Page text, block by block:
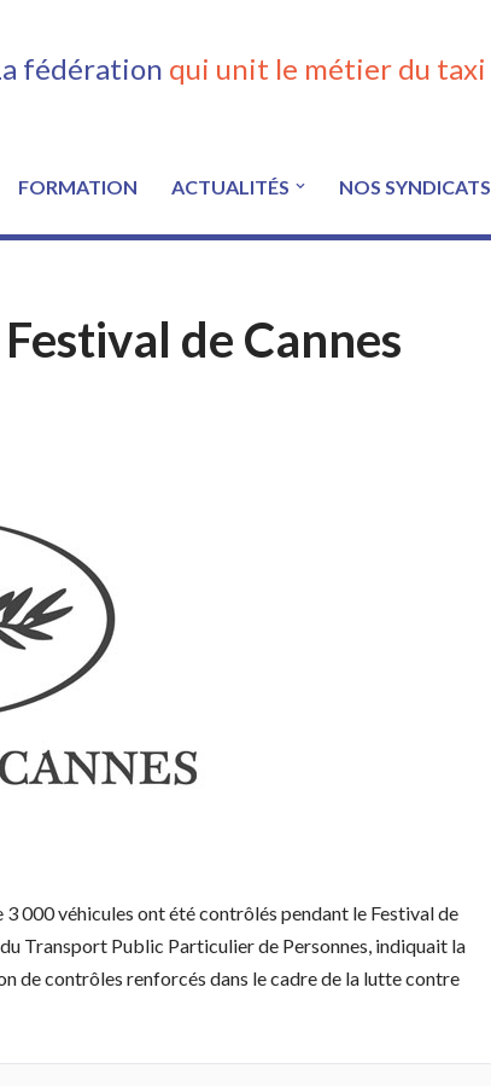
fédération qui unit le métier du taxi
FORMATION ACTUALITÉS NOS SYNDICATS
de Cannes
000 véhicules ont été contrôlés pendant le Festival de
Transport Public Particulier de Personnes, indiquait la
de contrôles renforcés dans le cadre de la lutte contre